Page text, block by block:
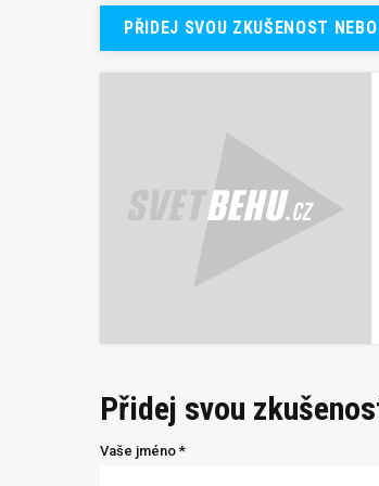
PŘIDEJ SVOU ZKUŠENOST
Přidej svou
Vaše jméno *